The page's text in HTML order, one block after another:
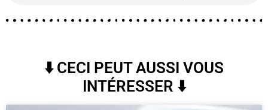
⬇️ CECI PEUT AUSSI VOUS
INTÉRESSER ⬇️